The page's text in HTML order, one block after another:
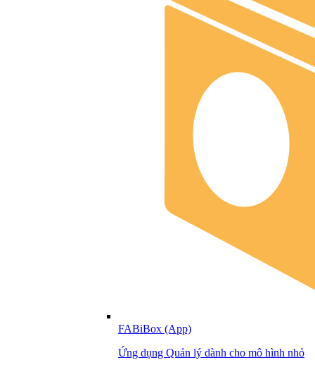
FABiBox (App)
Ứng dụng Quản lý dành cho mô hình nhỏ